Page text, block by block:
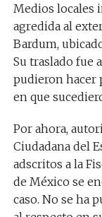
Medios locales
agredida al
Bardum,
Su traslado fue
pudieron hacer
en que
Por ahora,
Ciudadana del
adscritos a la
de México se
caso. No se ha